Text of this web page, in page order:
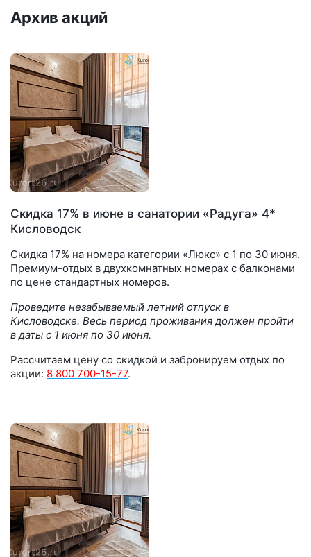
Архив акций
Скидка 17% в июне в санатории «Радуга» 4*
Кисловодск
Скидка 17% на номера категории «Люкс» с 1 по 30 июня.
Премиум-отдых в двухкомнатных номерах с балконами
по цене стандартных номеров.
Проведите незабываемый летний отпуск в
Кисловодске. Весь период проживания должен пройти
в даты с 1 июня по 30 июня.
Рассчитаем цену со скидкой и забронируем отдых по
акции: 8 800 700-15-77.